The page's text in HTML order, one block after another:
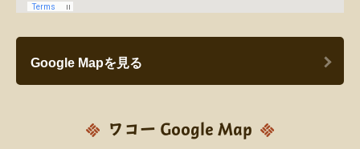
Google Mapを見る
ワコー Google Map